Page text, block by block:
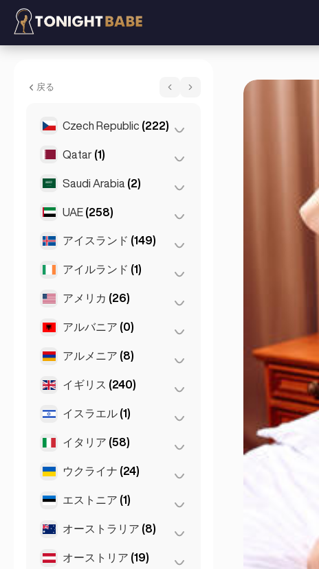
戻る
Czech Republic (222)
プラハ (220)
ブルノ
Qatar (1)
Doha (1)
Saudi Arabia (2)
Riyadh (2)
UAE (258)
アブダビ (2)
ドバイ
アイスランド (149)
レイキャビク (149)
アイルランド (1)
ダブリン (1)
アメリカ (26)
サンフランシスコ (4)
シカゴ
ニューヨーク
アルバニア (0)
ティラナ (0)
アルメニア (8)
エレバン (8)
イギリス (240)
Glasgow (1)
Newcastle
イスラエル (1)
テルアビブ (1)
イタリア (58)
Napoli (0)
トリノ
ナポリ
ウクライナ (24)
Kiev (23)
ハルキウ
エストニア (1)
タリン (1)
オーストラリア (8)
Gold Coast (1)
オーストリア (19)